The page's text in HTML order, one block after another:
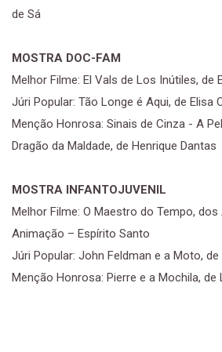
de Sá
MOSTRA DOC-FAM
Melhor Filme: El Vals de Los Inútiles, de
Júri Popular: Tão Longe é Aqui, de Elisa
Menção Honrosa: Sinais de Cinza - A
Dragão da Maldade, de Henrique Dantas
MOSTRA INFANTOJUVENIL
Melhor Filme: O Maestro do Tempo,
Animação – Espírito Santo
Júri Popular: John Feldman e a Moto, de
Menção Honrosa: Pierre e a Mochila, de